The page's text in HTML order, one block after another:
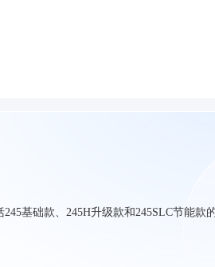
基础款、245H升级款和245SLC节能款